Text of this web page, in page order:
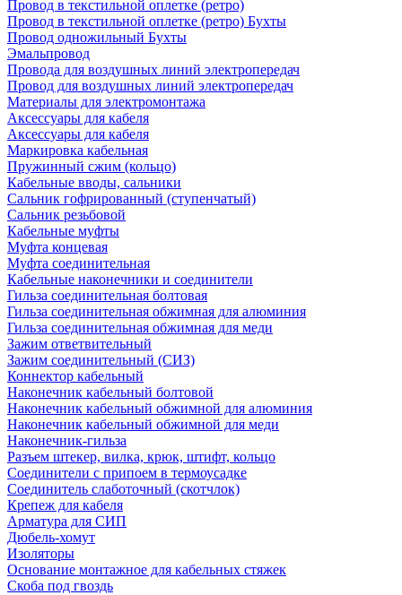
Провод в текстильной оплетке (ретро)
Провод в текстильной оплетке (ретро) Бухты
Провод одножильный Бухты
Эмальпровод
Провода для воздушных линий электропередач
Провод для воздушных линий электропередач
Материалы для электромонтажа
Аксессуары для кабеля
Аксессуары для кабеля
Маркировка кабельная
Пружинный сжим (кольцо)
Кабельные вводы, сальники
Сальник гофрированный (ступенчатый)
Сальник резьбовой
Кабельные муфты
Муфта концевая
Муфта соединительная
Кабельные наконечники и соединители
Гильза соединительная болтовая
Гильза соединительная обжимная для алюминия
Гильза соединительная обжимная для меди
Зажим ответвительный
Зажим соединительный (СИЗ)
Коннектор кабельный
Наконечник кабельный болтовой
Наконечник кабельный обжимной для алюминия
Наконечник кабельный обжимной для меди
Наконечник-гильза
Разъем штекер, вилка, крюк, штифт, кольцо
Соединители с припоем в термоусадке
Соединитель слаботочный (скотчлок)
Крепеж для кабеля
Арматура для СИП
Дюбель-хомут
Изоляторы
Основание монтажное для кабельных стяжек
Скоба под гвоздь